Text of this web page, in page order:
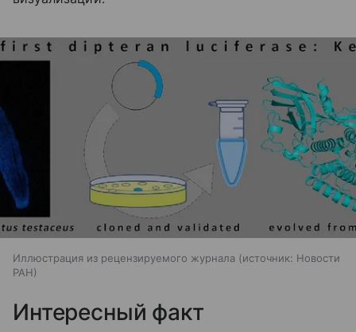
Иллюстрация из рецензируемого журнала источник: Новости
РАН
Интересный факт